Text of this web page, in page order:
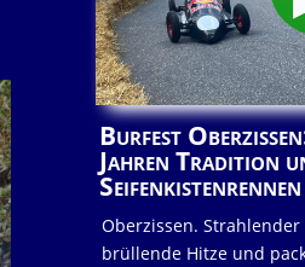
Burfest
Jahren Tradition
Seifenkistenrennen
Oberzissen. Strahlender
brüllende Hitze und